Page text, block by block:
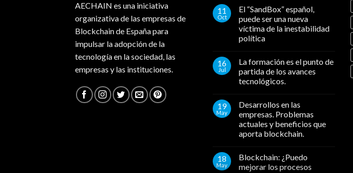
AECHAIN es una iniciativa
organizativa de las empresas de
Blockchain de España para
impulsar la adopción de la
tecnología en la sociedad, las
empresas y las instituciones.
11
Oct
El “SandBox” español,
puede ser una nueva
víctima de la inestabilidad
política
16
Jul
La formación es el punto de
partida de los avances
tecnológicos.
19
May
Desarrollos en las
empresas. Problemas
actuales y beneficios que
aporta blockchain.
18
May
Blockchain: ¿Puedo
mejorar los procesos